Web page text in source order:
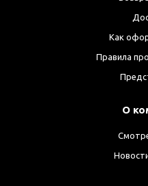
Как
Правила
О